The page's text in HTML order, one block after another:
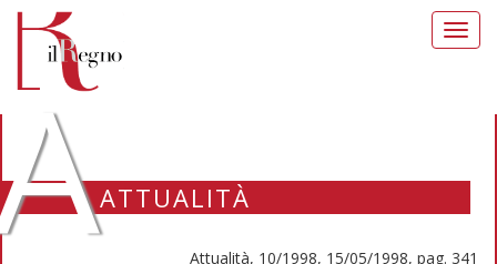
ATTUALITÀ
Attualità, 10/1998, 15/05/1998, pag. 341